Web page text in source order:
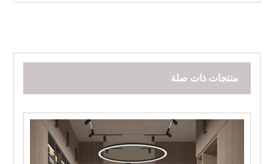
منتجات ذات صلة